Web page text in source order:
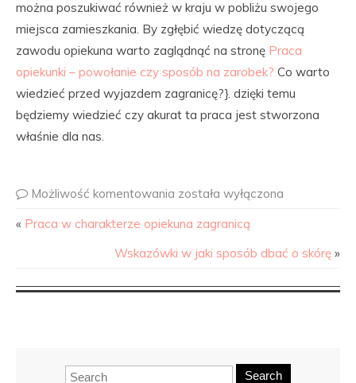
można poszukiwać również w kraju w pobliżu swojego
miejsca zamieszkania. By zgłębić wiedzę dotyczącą
zawodu opiekuna warto zaglądnąć na stronę Praca
opiekunki – powołanie czy sposób na zarobek? Co warto
wiedzieć przed wyjazdem zagranicę?}. dzięki temu
będziemy wiedzieć czy akurat ta praca jest stworzona
właśnie dla nas.
Możliwość komentowania została wyłączona
« Praca w charakterze opiekuna zagranicą
Wskazówki w jaki sposób dbać o skórę »
Search